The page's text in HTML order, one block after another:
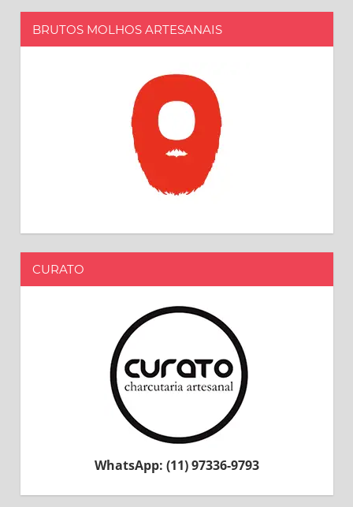
BRUTOS MOLHOS ARTESANAIS
CURATO
WhatsApp: (11) 97336-9793